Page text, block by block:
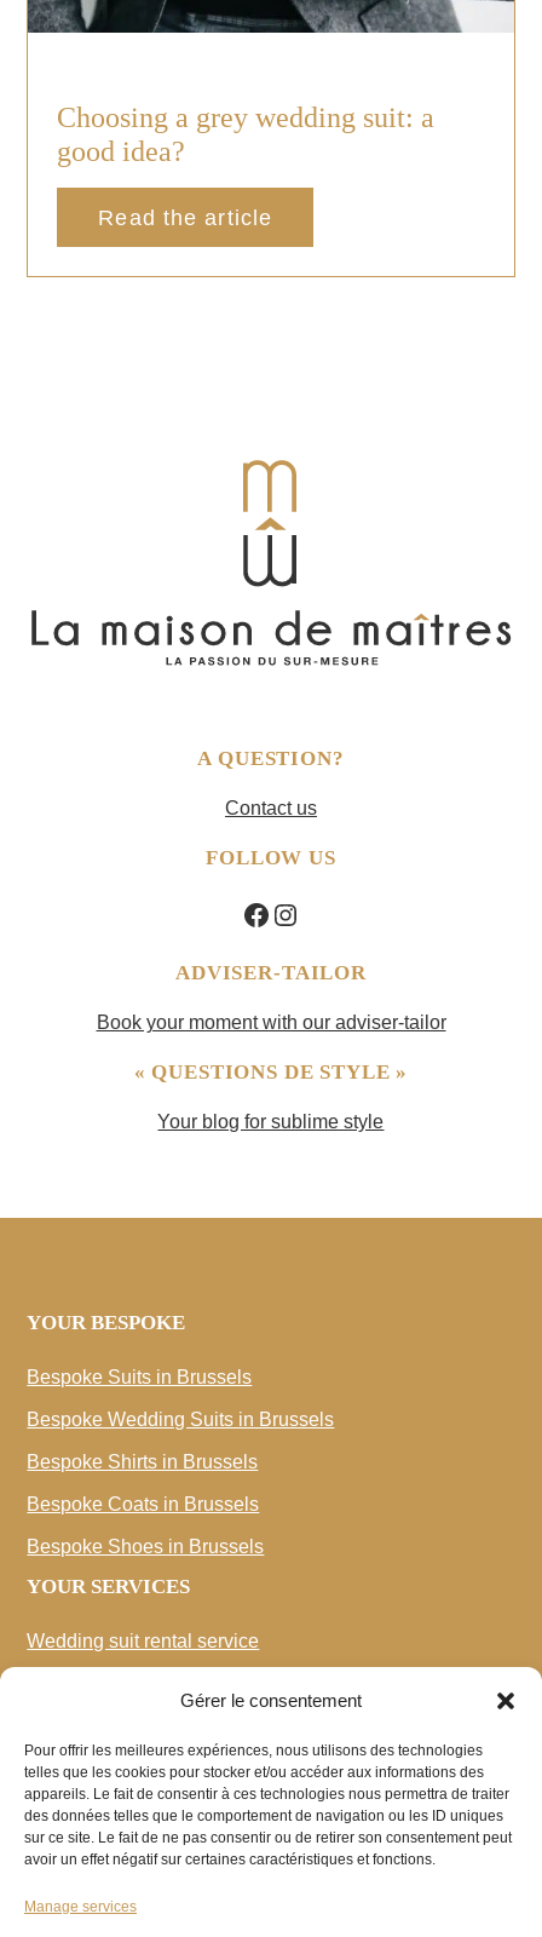
Gérer le consentement
Pour offrir les meilleures expériences, nous utilisons des technologies
telles que les cookies pour stocker et/ou accéder aux informations des
appareils. Le fait de consentir à ces technologies nous permettra de traiter
des données telles que le comportement de navigation ou les ID uniques
sur ce site. Le fait de ne pas consentir ou de retirer son consentement peut
avoir un effet négatif sur certaines caractéristiques et fonctions.
Manage services
Choosing a grey wedding suit: a
good idea?
Read the article
A QUESTION?
Contact us
FOLLOW US
Facebook
Instagram
ADVISER-TAILOR
Book your moment with our adviser-tailor
« QUESTIONS DE STYLE »
Your blog for sublime style
YOUR BESPOKE
Bespoke Suits in Brussels
Bespoke Wedding Suits in Brussels
Bespoke Shirts in Brussels
Bespoke Coats in Brussels
Bespoke Shoes in Brussels
YOUR SERVICES
Wedding suit rental service
Business is Business
Sitemap
YOUR LANGUAGES
EN FR